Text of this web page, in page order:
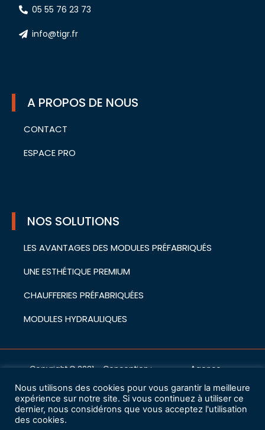
05 55 76 23 73
info@tigr.fr
A PROPOS DE NOUS
CONTACT
ESPACE PRO
NOS SOLUTIONS
LES AVANTAGES DES MODULES PRÉFABRIQUÉS
UNE ESTHÉTIQUE PREMIUM
CHAUFFERIES PRÉFABRIQUÉES
MODULES HYDRAULIQUES
Copyright © 2021 – Conception : Agencecwa
Mentions légales
Charte de protection des données à caractère personnel
Nous utilisons des cookies pour vous garantir la meilleure
expérience sur notre site. Si vous continuez à utiliser ce
dernier, nous considérons que vous acceptez l'utilisation
des cookies.